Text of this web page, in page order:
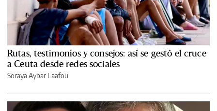
Rutas, testimonios y consejos: así se gestó el cruce
a Ceuta desde redes sociales
Soraya Aybar Laafou